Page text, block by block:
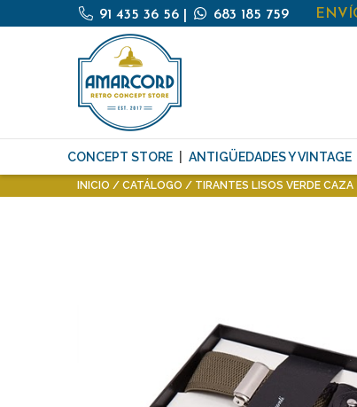
91 435 36 56 683 185 759
CONCEPT STORE ANTIGÜEDADES Y VINTAGE
INICIO CATÁLOGO TIRANTES LISOS VERDE CAZA